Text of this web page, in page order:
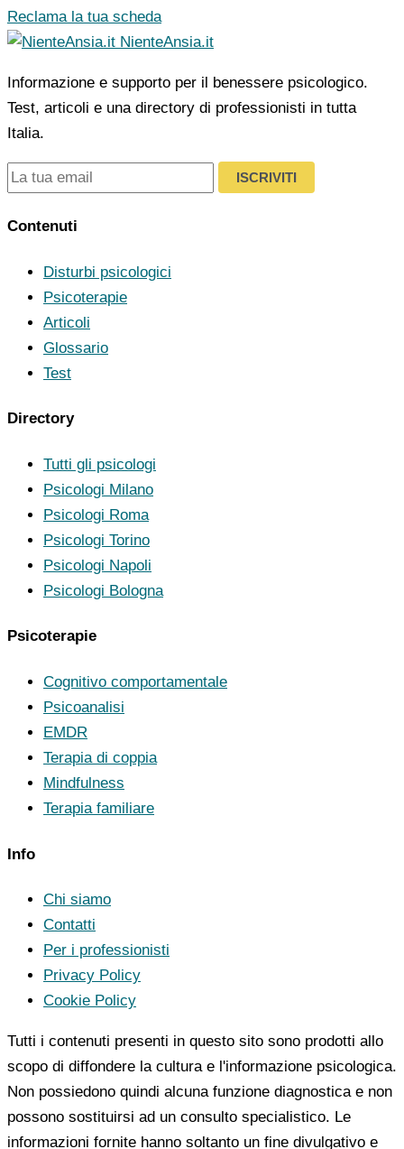
Reclama la tua scheda
NienteAnsia.it
Informazione e supporto per il benessere psicologico.
Test, articoli e una directory di professionisti in tutta
Italia.
ISCRIVITI
Contenuti
Disturbi psicologici
Psicoterapie
Articoli
Glossario
Test
Directory
Tutti gli psicologi
Psicologi Milano
Psicologi Roma
Psicologi Torino
Psicologi Napoli
Psicologi Bologna
Psicoterapie
Cognitivo comportamentale
Psicoanalisi
EMDR
Terapia di coppia
Mindfulness
Terapia familiare
Info
Chi siamo
Contatti
Per i professionisti
Privacy Policy
Cookie Policy
Tutti i contenuti presenti in questo sito sono prodotti allo
scopo di diffondere la cultura e l'informazione psicologica.
Non possiedono quindi alcuna funzione diagnostica e non
possono sostituirsi ad un consulto specialistico. Le
informazioni fornite hanno soltanto un fine divulgativo e